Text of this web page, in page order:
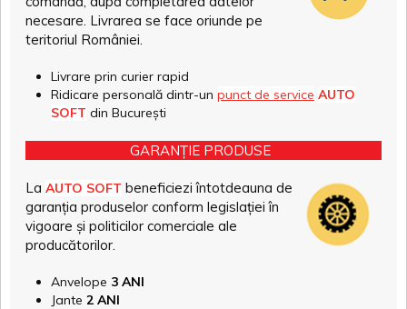
necesare. Livrarea se face oriunde pe
teritoriul României.
Livrare prin curier rapid
Ridicare personală dintr-un punct de service AUTO
SOFT din București
GARANȚIE PRODUSE
La AUTO SOFT beneficiezi întotdeauna de
garanția produselor conform legislației în
vigoare și politicilor comerciale ale
producătorilor.
Anvelope 3 ANI
Jante 2 ANI